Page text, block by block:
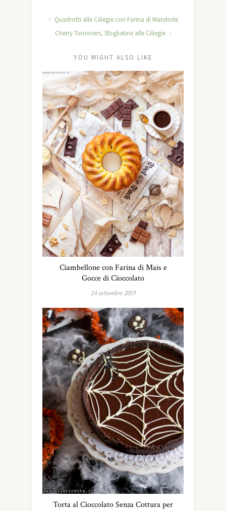
Quadrotti alle Ciliegie con Farina di Mandorle
Cherry Turnovers, Sfogliatine alle Ciliegie
YOU MIGHT ALSO LIKE
Ciambellone con Farina di Mais e
Gocce di Cioccolato
24 settembre 2019
Torta al Cioccolato Senza Cottura per